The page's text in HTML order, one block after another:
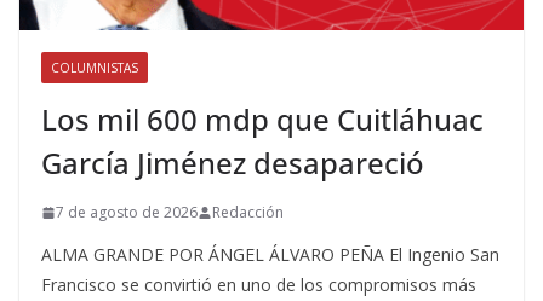
COLUMNISTAS
Los mil 600 mdp que Cuitláhuac
García Jiménez desapareció
7 de agosto de 2026 Redacción
ALMA GRANDE POR ÁNGEL ÁLVARO PEÑA El Ingenio San
Francisco se convirtió en uno de los compromisos más